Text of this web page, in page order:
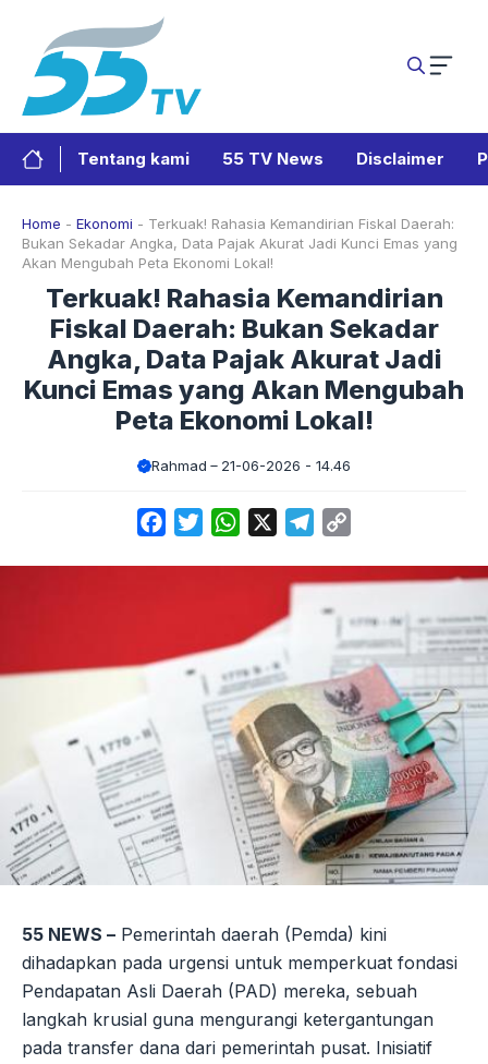
Tentang kami 55 TV News Disclaimer
Home - Ekonomi - Terkuak! Rahasia Kemandirian Fiskal Daerah:
Bukan Sekadar Angka, Data Pajak Akurat Jadi Kunci Emas yang
Akan Mengubah Peta Ekonomi Lokal!
Terkuak! Rahasia Kemandirian
Fiskal Daerah: Bukan Sekadar
Angka, Data Pajak Akurat Jadi
Kunci Emas yang Akan Mengubah
Peta Ekonomi Lokal!
Rahmad 21-06-2026 - 14.46
FacebookTwitterWhatsApp Telegram
55 NEWS – Pemerintah daerah (Pemda) kini
dihadapkan pada urgensi untuk memperkuat fondasi
Pendapatan Asli Daerah (PAD) mereka, sebuah
langkah krusial guna mengurangi ketergantungan
pada transfer dana dari pemerintah pusat. Inisiatif